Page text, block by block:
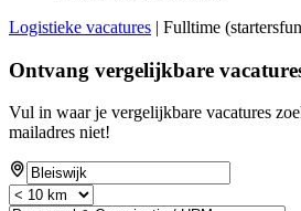
Logistieke vacatures | Fulltime
Ontvang vergelijkbare
Vul in waar je vergelijkbare vacatures
mailadres niet!